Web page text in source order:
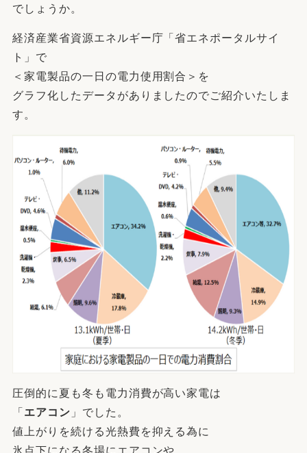
でしょうか。
経済産業省資源エネルギー庁「省エネポータルサイ
ト」で
＜家電製品の一日の電力使用割合＞を
グラフ化したデータがありましたのでご紹介いたしま
す。
圧倒的に夏も冬も電力消費が高い家電は
「 エアコン 」でした。
値上がりを続ける光熱費を抑える為に
氷点下になる冬場にエアコンや